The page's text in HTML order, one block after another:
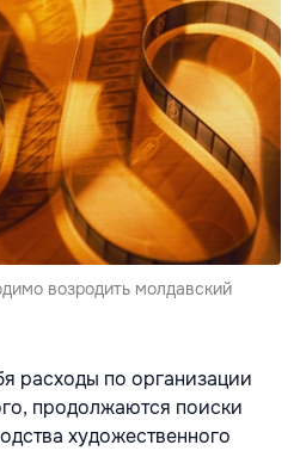
возродить молдавский
расходы по организации
продолжаются поиски
художественного